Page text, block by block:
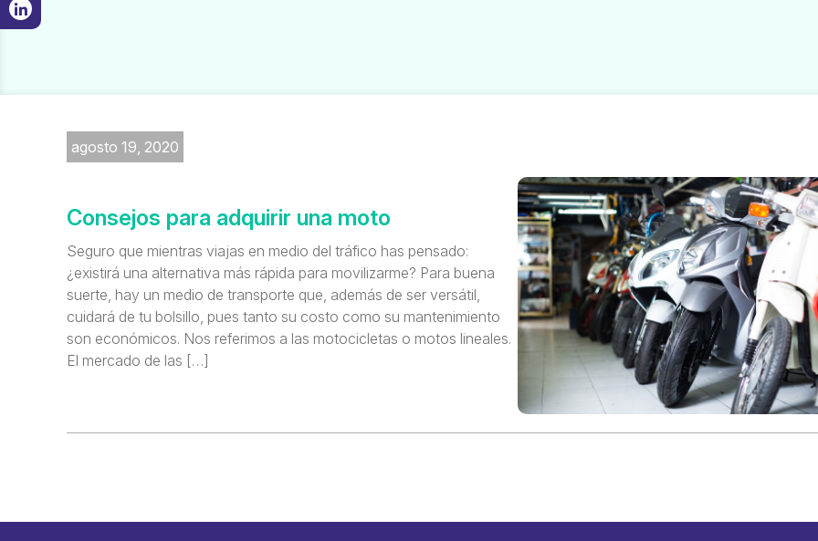
agosto 19, 2020
Consejos para adquirir una moto
Seguro que mientras viajas en medio del tráfico has pensado:
¿existirá una alternativa más rápida para movilizarme? Para buena
suerte, hay un medio de transporte que, además de ser versátil,
cuidará de tu bolsillo, pues tanto su costo como su mantenimiento
son económicos. Nos referimos a las motocicletas o motos lineales.
El mercado de las […]